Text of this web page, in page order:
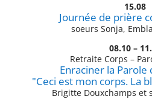
15.08
Journée de prière
soeurs Sonja,
08.10 –
Retraite Corps –
Enraciner la Parole
"Ceci est mon corps. La
Brigitte Douxchamps et